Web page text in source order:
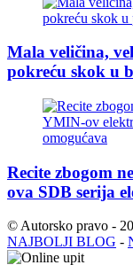
Mala veličina,
pokreću skok u
Recite zbogom
ova SDB serija
© Autorsko pravo -
NAJBOLJI BLOG -